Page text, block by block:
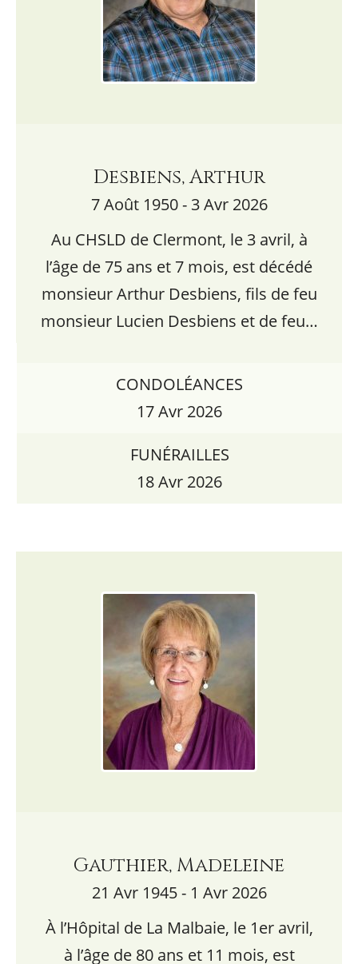
Desbiens, Arthur
7 Août 1950 - 3 Avr 2026
Au CHSLD de Clermont, le 3 avril, à
l’âge de 75 ans et 7 mois, est décédé
monsieur Arthur Desbiens, fils de feu
monsieur Lucien Desbiens et de feu…
CONDOLÉANCES
17 Avr 2026
FUNÉRAILLES
18 Avr 2026
Gauthier, Madeleine
21 Avr 1945 - 1 Avr 2026
À l’Hôpital de La Malbaie, le 1er avril,
à l’âge de 80 ans et 11 mois, est